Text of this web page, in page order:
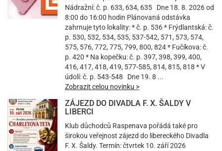
Nádražní: č. p. 633, 634, 635 Dne 18. 8. 2026 od
8:00 do 16:00 hodin Plánovaná odstávka
zahrnuje tyto lokality: * č. p. 536 * Frýdlantská: č.
p. 530, 532, 534, 535, 537-542, 571, 573, 574,
575, 576, 772, 775, 799, 800, 824 * Fučíkova: č.
p. 420 * Na kopečku: č. p. 397, 398, 399, 400,
416, 417, 418, 419, 577-585, 814, 815, 818 * V
údolí: č. p. 543-548 Dne 19. 8 ...
Zobrazit celou novinku >
ZÁJEZD DO DIVADLA F. X. ŠALDY V
LIBERCI
Klub důchodců Raspenava pořádá také pro
širokou veřejnost zájezd do libereckého Divadla
F. X. Šaldy. Termín: čtvrtek 10. září 2026